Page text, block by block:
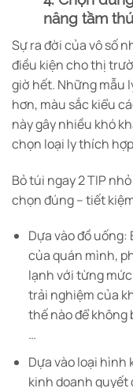
nâng tầm
Sự ra đời của vô số
điều kiện cho thị
giờ hết. Những mẫu
hơn, màu sắc kiểu
này gây nhiều khó
chọn loại ly thích
Bỏ túi ngay 2 TIP
chọn đúng – tiết
Dựa vào đồ
của quán mình,
lạnh với từng
trải nghiệm của
thế nào để không
…
Dựa vào loại hình
kinh doanh quyết